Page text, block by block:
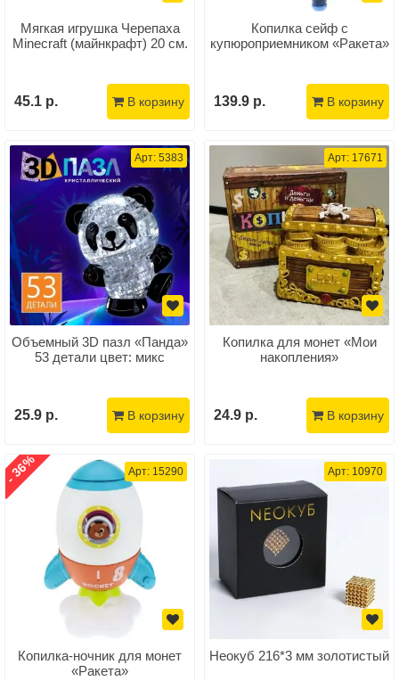
Мягкая игрушка Черепаха
Minecraft (майнкрафт) 20 см.
45.1 р. В корзину
Копилка сейф с
купюроприемником «Ракета»
139.9 р. В корзину
Арт: 5383
Объемный 3D пазл «Панда»
53 детали цвет: микс
25.9 р. В корзину
Арт: 17671
Копилка для монет «Мои
накопления»
24.9 р. В корзину
Арт: 15290
Копилка-ночник для монет
«Ракета»
- 36% Арт: 10970
Неокуб 216*3 мм золотистый